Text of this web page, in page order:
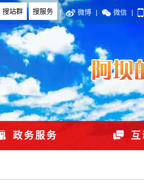
| 微博 | 微信 |
政务服务 互